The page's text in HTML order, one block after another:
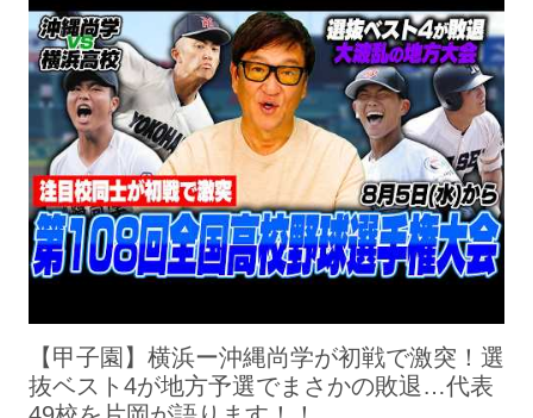
【甲子園】横浜ー沖縄尚学が初戦で激突！選
抜ベスト4が地方予選でまさかの敗退…代表